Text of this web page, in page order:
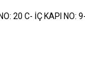
20 C- İÇ KAPI NO: 9-